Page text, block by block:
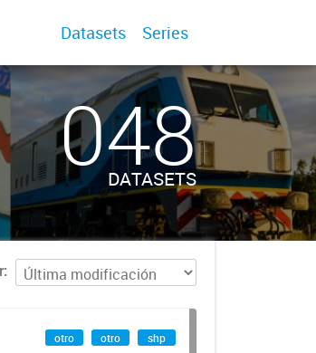
Datasets Series
048
DATASETS
otro otro shp